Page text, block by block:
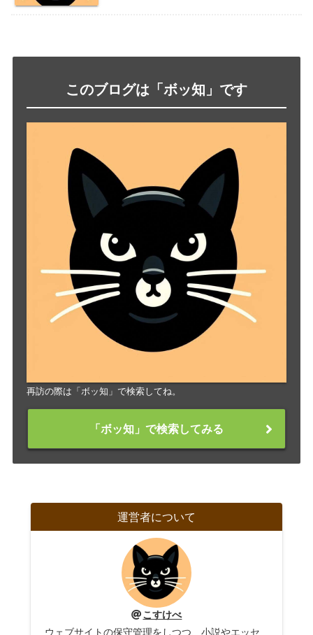
このブログは「ボッ知」です
再訪の際は「ボッ知」で検索してね。
「ボッ知」で検索してみる
運営者について
こすけべ
ウェブサイトの保守管理をしつつ、小説やエッセ